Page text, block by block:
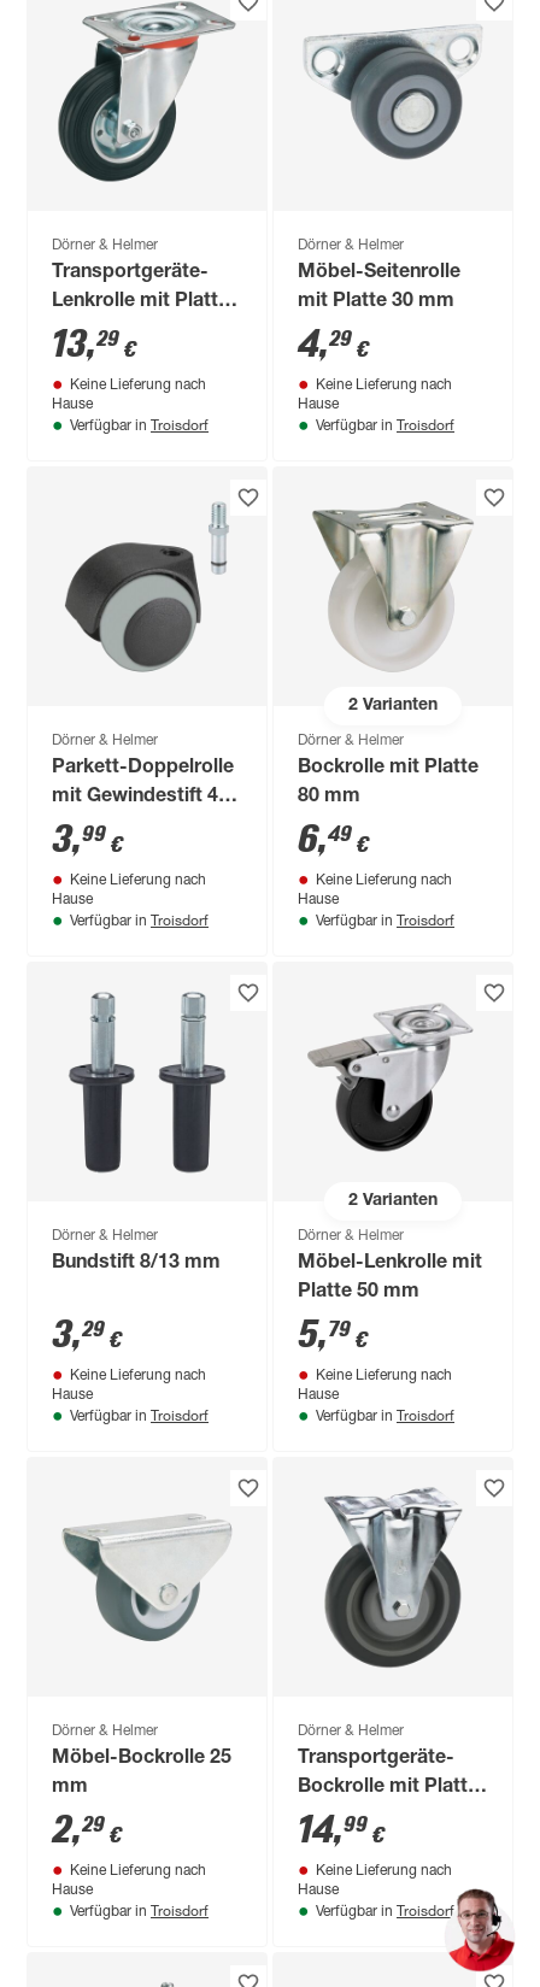
Dörner & Helmer
Transportgeräte-
Lenkrolle mit Platte
80 mm
13,29 €
Keine Lieferung nach
Hause
Verfügbar in Troisdorf
Dörner & Helmer
Möbel-Seitenrolle
mit Platte 30 mm
4,29 €
Keine Lieferung nach
Hause
Verfügbar in Troisdorf
Dörner & Helmer
Parkett-Doppelrolle
mit Gewindestift 40
mm
3,99 €
Keine Lieferung nach
Hause
Verfügbar in Troisdorf
2Varianten
Dörner & Helmer
Bockrolle mit Platte
80 mm
6,49 €
Keine Lieferung nach
Hause
Verfügbar in Troisdorf
Dörner & Helmer
Bundstift 8/13 mm
3,29 €
Keine Lieferung nach
Hause
Verfügbar in Troisdorf
2Varianten
Dörner & Helmer
Möbel-Lenkrolle mit
Platte 50 mm
5,79 €
Keine Lieferung nach
Hause
Verfügbar in Troisdorf
Dörner & Helmer
Möbel-Bockrolle 25
mm
2,29 €
Keine Lieferung nach
Hause
Verfügbar in Troisdorf
Dörner & Helmer
Transportgeräte-
Bockrolle mit Platte
80 mm
14,99 €
Keine Lieferung nach
Hause
Verfügbar in Troisdorf